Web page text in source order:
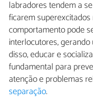
labradores tendem a
ficarem
comportamento pode
interlocutores,
disso, educar e
fundamental para
atenção e problemas
separação.